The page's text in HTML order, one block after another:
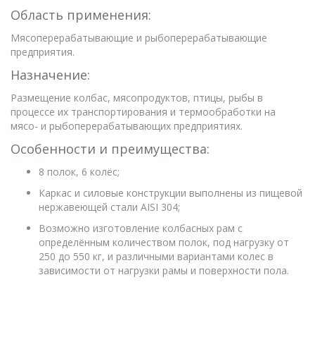
Область применения:
Мясоперерабатывающие и рыбоперерабатывающие
предприятия.
Назначение:
Размещение колбас, мясопродуктов, птицы, рыбы в
процессе их транспортирования и термообработки на
мясо- и рыбоперерабатывающих предприятиях.
Особенности и преимущества:
8 полок, 6 колёс;
Каркас и силовые конструкции выполнены из пищевой
нержавеющей стали AISI 304;
Возможно изготовление колбасных рам с
определённым количеством полок, под нагрузку от
250 до 550 кг, и различными вариантами колес в
зависимости от нагрузки рамы и поверхности пола.